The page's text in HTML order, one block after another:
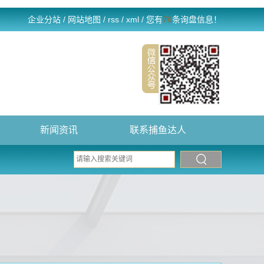
企业分站 / 网站地图 / rss / xml / 您有76条询盘信息！
新闻资讯 联系捕鱼达人